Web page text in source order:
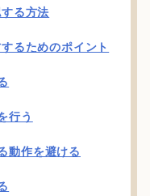
る方法
るためのポイント
行う
動作を避ける